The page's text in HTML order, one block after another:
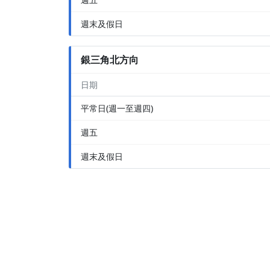
週末及假日
銀三角北方向
日期
平常日(週一至週四)
週五
週末及假日